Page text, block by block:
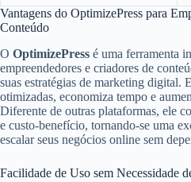
Vantagens do OptimizePress para
Conteúdo
O OptimizePress é uma ferramenta
empreendedores e criadores de
suas estratégias de marketing digital.
otimizadas, economiza tempo e
Diferente de outras plataformas, ele
e custo-benefício, tornando-se uma
escalar seus negócios online sem
Facilidade de Uso sem Necessidade